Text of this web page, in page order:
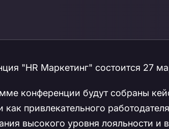
"HR Маркетинг" состоится 27
конференции будут собраны
как привлекательного
высокого уровня лояльности и